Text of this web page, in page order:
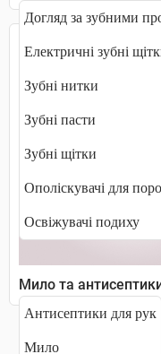
Догляд за зубними
Електричні зубні
Зубні нитки
Зубні пасти
Зубні щітки
Ополіскувачі для
Освіжувачі подиху
Мило та
Антисептики для рук
Мило